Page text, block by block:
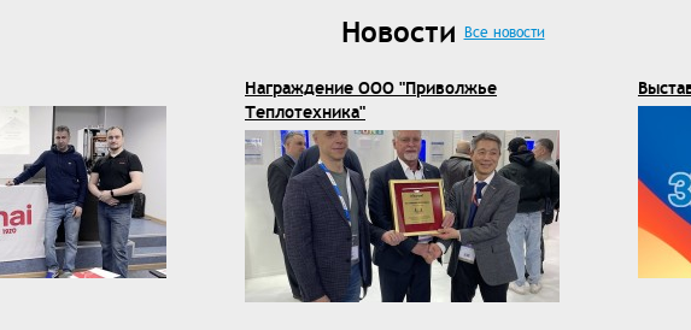
НовостиВсе новости
Награждение ООО "Приволжье
Теплотехника"